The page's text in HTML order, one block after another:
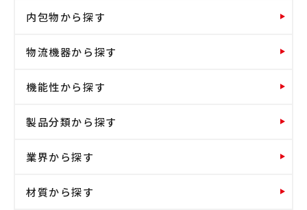
内包物から探す
物流機器から探す
機能性から探す
製品分類から探す
業界から探す
材質から探す